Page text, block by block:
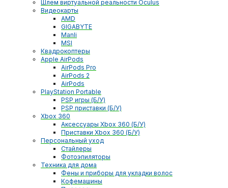
Шлем виртуальной реальности Oculus
Видеокарты
AMD
GIGABYTE
Manli
MSI
Квадрокоптеры
Apple AirPods
AirPods Pro
AirPods 2
AirPods
PlayStation Portable
PSP игры (Б/У)
PSP приставки (Б/У)
Xbox 360
Аксессуары Xbox 360 (Б/У)
Приставки Xbox 360 (Б/У)
Персональный уход
Стайлеры
Фотоэпиляторы
Техника для дома
Фены и приборы для укладки волос
Кофемашины